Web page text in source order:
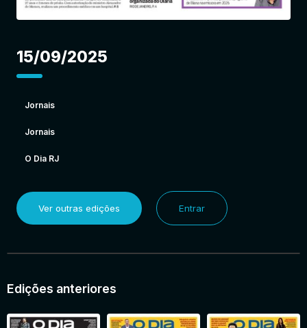
15/09/2025
Jornais
Jornais
O Dia RJ
Ver outras edições Entrar
Edições anteriores